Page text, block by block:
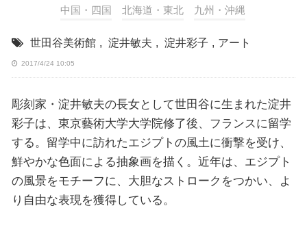
中国・四国 北海道・東北 九州・沖縄
世田谷美術館 , 淀井敏夫 , 淀井彩子 , アート
2017/4/24 10:05
彫刻家・淀井敏夫の長女として世田谷に生まれた淀井
彩子は、東京藝術大学大学院修了後、フランスに留学
する。留学中に訪れたエジプトの風土に衝撃を受け、
鮮やかな色面による抽象画を描く。近年は、エジプト
の風景をモチーフに、大胆なストロークをつかい、よ
り自由な表現を獲得している。